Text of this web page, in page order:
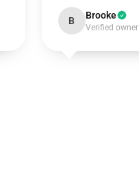
B Brooke
Verified owner